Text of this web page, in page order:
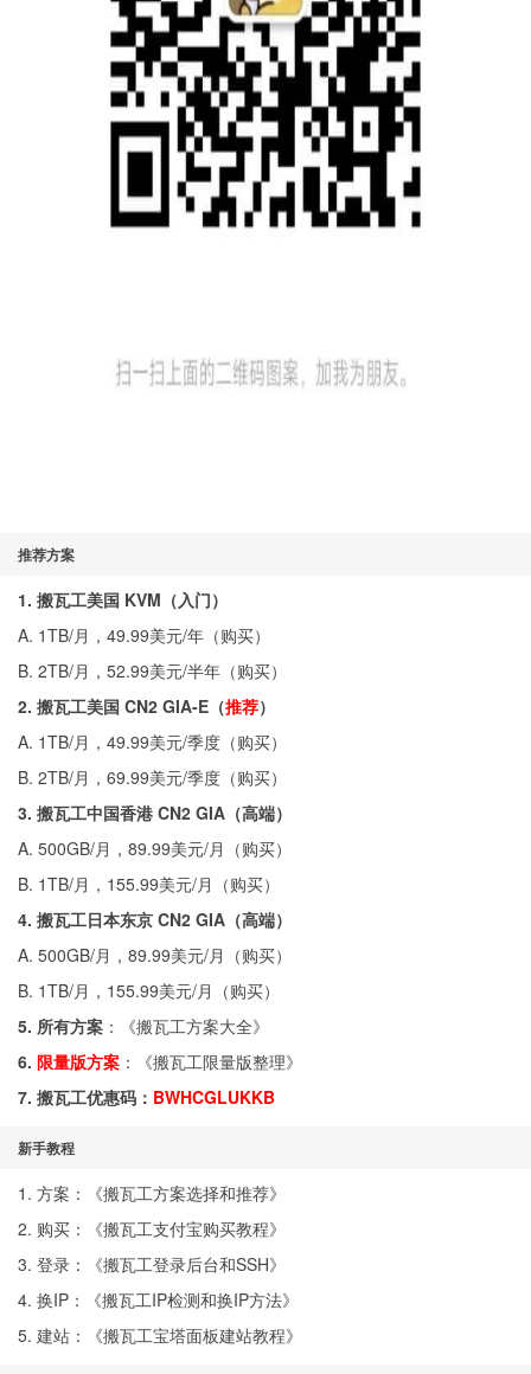
推荐方案
1. 搬瓦工美国 KVM（入门）
A. 1TB/月，49.99美元/年（购买）
B. 2TB/月，52.99美元/半年（购买）
2. 搬瓦工美国 CN2 GIA-E（推荐）
A. 1TB/月，49.99美元/季度（购买）
B. 2TB/月，69.99美元/季度（购买）
3. 搬瓦工中国香港 CN2 GIA（高端）
A. 500GB/月，89.99美元/月（购买）
B. 1TB/月，155.99美元/月（购买）
4. 搬瓦工日本东京 CN2 GIA（高端）
A. 500GB/月，89.99美元/月（购买）
B. 1TB/月，155.99美元/月（购买）
5. 所有方案 ：《搬瓦工方案大全》
6. 限量版方案 ：《搬瓦工限量版整理》
7. 搬瓦工优惠码： BWHCGLUKKB
新手教程
1. 方案：《搬瓦工方案选择和推荐》
2. 购买：《搬瓦工支付宝购买教程》
3. 登录：《搬瓦工登录后台和SSH》
4. 换IP：《搬瓦工IP检测和换IP方法》
5. 建站：《搬瓦工宝塔面板建站教程》